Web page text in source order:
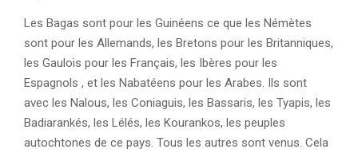
Les Bagas sont pour les Guinéens ce que les Némètes
sont pour les Allemands, les Bretons pour les Britanniques,
les Gaulois pour les Français, les Ibères pour les
Espagnols , et les Nabatéens pour les Arabes. Ils sont
avec les Nalous, les Coniaguis, les Bassaris, les Tyapis, les
Badiarankés, les Lélés, les Kourankos, les peuples
autochtones de ce pays. Tous les autres sont venus. Cela